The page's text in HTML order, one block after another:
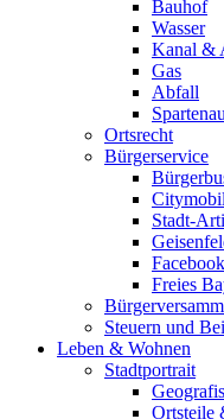
Bauhof
Wasser
Kanal &
Gas
Abfall
Ortsrecht
Bürgerservice
Citymobil
Stadt-
Freies
Steuern und
Leben & Wohnen
Stadtportrait
Ortsteile